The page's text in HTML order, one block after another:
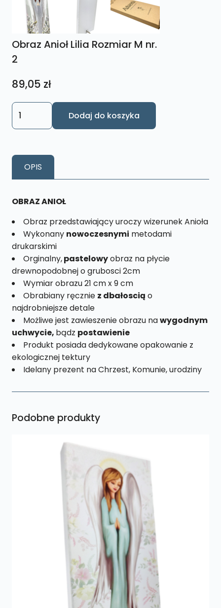
Obraz Anioł Lilia Rozmiar M nr.
2
89,05 zł
ilość
Obraz
Rozmiar
2
Dodaj do koszyka
OPIS
OBRAZ ANIOŁ
Obraz przedstawiający uroczy wizerunek Anioła
Wykonany nowoczesnymi metodami
drukarskimi
Orginalny,pastelowyobraz na płycie
drewnopodobnej o grubosci 2cm
Wymiar obrazu 21 cm x 9 cm
Obrabiany ręcznie z dbałoscią o
najdrobniejsze detale
Możliwe jest zawieszenie obrazu nawygodnym
uchwycie, bądz postawienie
Produkt posiada dedykowane opakowanie z
ekologicznej tektury
Idelany prezent na Chrzest, Komunie, urodziny
Podobne produkty